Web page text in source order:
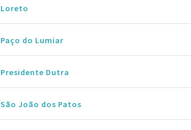
Loreto
Paço do Lumiar
Presidente Dutra
São João dos Patos